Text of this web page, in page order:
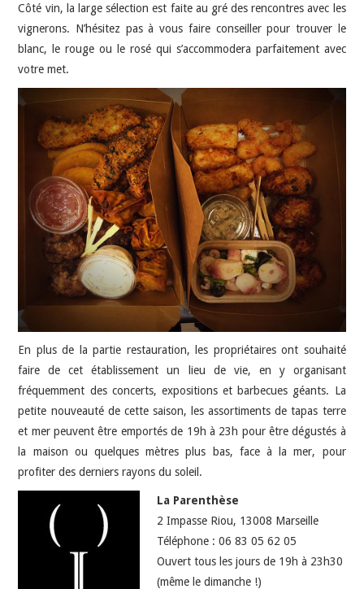
Côté vin, la large sélection est faite au gré des rencontres avec les
vignerons. N’hésitez pas à vous faire conseiller pour trouver le
blanc, le rouge ou le rosé qui s’accommodera parfaitement avec
votre met.
En plus de la partie restauration, les propriétaires ont souhaité
faire de cet établissement un lieu de vie, en y organisant
fréquemment des concerts, expositions et barbecues géants. La
petite nouveauté de cette saison, les assortiments de tapas terre
et mer peuvent être emportés de 19h à 23h pour être dégustés à
la maison ou quelques mètres plus bas, face à la mer, pour
profiter des derniers rayons du soleil.
La Parenthèse
2 Impasse Riou, 13008 Marseille
Téléphone : 06 83 05 62 05
Ouvert tous les jours de 19h à 23h30
(même le dimanche !)